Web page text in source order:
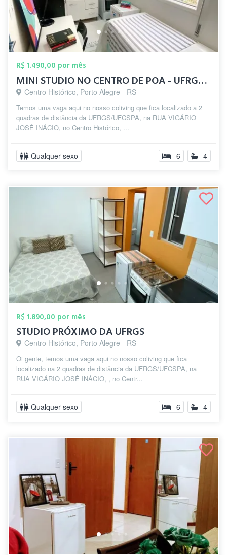
R$ 1.490,00 por mês
MINI STUDIO NO CENTRO DE POA - UFRGS/UFC...
Centro Histórico, Porto Alegre - RS
Temos uma vaga aqui no nosso coliving que fica localizado a 2
quadras de distância da UFRGS/UFCSPA, na RUA VIGÁRIO
JOSÉ INÁCIO, no Centro Histórico, ...
Qualquer sexo 6 4
R$ 1.890,00 por mês
STUDIO PRÓXIMO DA UFRGS
Centro Histórico, Porto Alegre - RS
Oi gente, temos uma vaga aqui no nosso coliving que fica
localizado na 2 quadras de distância da UFRGS/UFCSPA, na
RUA VIGÁRIO JOSÉ INÁCIO, , no Centr...
Qualquer sexo 6 4